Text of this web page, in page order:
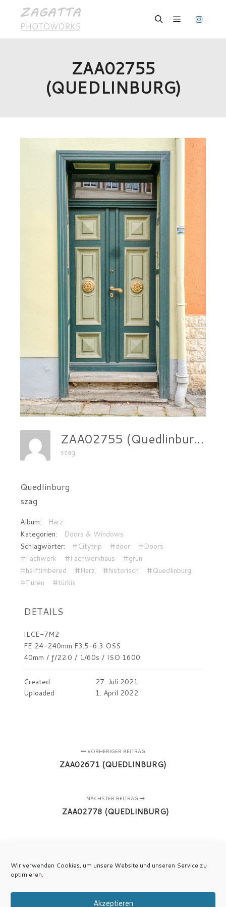
Wir verwenden Cookies, um unsere Website und unseren Service zu
optimieren.
Akzeptieren
ZAA02755
(QUEDLINBURG)
ZAA02755 (Quedlinburg)
szag
Quedlinburg
szag
Album:
Harz
Kategorien:
Doors & Windows
Schlagwörter:
#Citytrip #door
#Doors
#Fachwerk
#Fachwerkhaus
#grün
#halftimbered
#Harz #historisch
#Quedlinburg
#Türen
#türkis
DETAILS
ILCE-7M2
FE 24-240mm F3.5-6.3 OSS
40mm / ƒ/22.0 / 1/60s / ISO 1600
Created
27. Juli 2021
Uploaded
1. April 2022
VORHERIGER BEITRAG
ZAA02671 (QUEDLINBURG)
NÄCHSTER BEITRAG
ZAA02778 (QUEDLINBURG)